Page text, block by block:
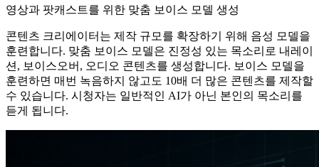
영상과 팟캐스트를 위한 맞춤 보이스 모델 생성
콘텐츠 크리에이터는 제작 규모를 확장하기 위해 음성 모델을
훈련합니다. 맞춤 보이스 모델은 진정성 있는 목소리로 내레이
션, 보이스오버, 오디오 콘텐츠를 생성합니다. 보이스 모델을
훈련하면 매번 녹음하지 않고도 10배 더 많은 콘텐츠를 제작할
수 있습니다. 시청자는 일반적인 AI가 아닌 본인의 목소리를
듣게 됩니다.